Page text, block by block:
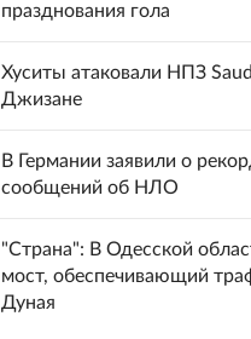
празднования гола
Хуситы атаковали НПЗ
Джизане
В Германии заявили о
сообщений об НЛО
"Страна": В Одесской
мост, обеспечивающий
Дуная